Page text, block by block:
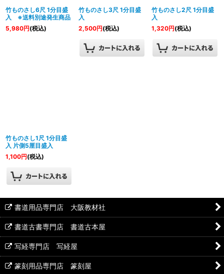
竹ものさし6尺 1分目盛
入 ※送料別途発生商品
5,980円(税込)
竹ものさし3尺 1分目盛
入
2,500円(税込)
竹ものさし2尺 1分目盛
入
1,320円(税込)
竹ものさし1尺 1分目盛
入 片側5厘目盛入
1,100円(税込)
書道用品専門店 大阪教材社
書道古書専門店 書道古本屋
写経専門店 写経屋
篆刻用品専門店 篆刻屋